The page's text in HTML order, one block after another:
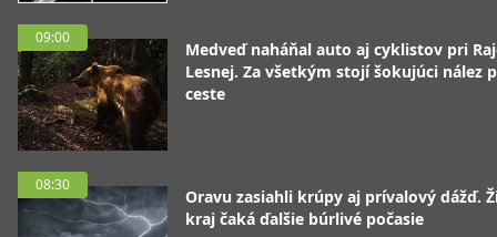
09:00
Medveď naháňal auto aj cyklistov pri
Lesnej. Za všetkým stojí šokujúci nález
ceste
08:30
Oravu zasiahli krúpy aj prívalový dážď.
kraj čaká ďalšie búrlivé počasie